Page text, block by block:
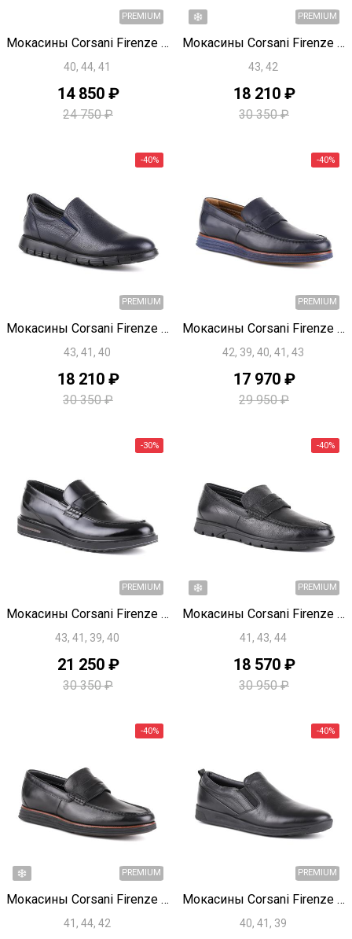
PREMIUM
-30%
Быстрый просмотр Мокасины Corsani Firenze T1946
40, 44, 41
14 850 ₽
24 750 ₽
Быстрый просмотр Мокасины Corsani Firenze T1944
43, 42
18 210 ₽
30 350 ₽
Быстрый просмотр Мокасины Corsani Firenze T1941
43, 41, 40
18 210 ₽
30 350 ₽
Быстрый просмотр Мокасины Corsani Firenze T1937
42, 39, 40, 41, 43
17 970 ₽
29 950 ₽
Быстрый просмотр Мокасины Corsani Firenze T1881
43, 41, 39, 40
21 250 ₽
30 350 ₽
Быстрый просмотр Мокасины Corsani Firenze T1876
41, 43, 44
18 570 ₽
30 950 ₽
Быстрый просмотр Мокасины Corsani Firenze T1874
41, 44, 42
Быстрый просмотр Мокасины Corsani Firenze T1872
40, 41, 39